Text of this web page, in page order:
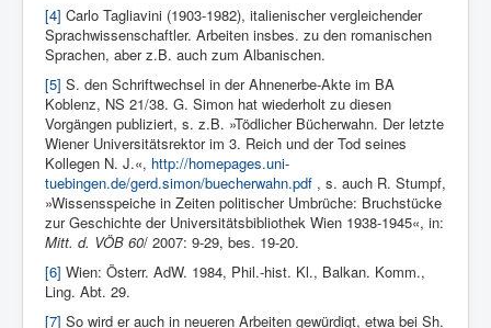
[4] Carlo Tagliavini (1903-1982), italienischer vergleichender
Sprachwissenschaftler. Arbeiten insbes. zu den romanischen
Sprachen, aber z.B. auch zum Albanischen.
[5] S. den Schriftwechsel in der Ahnenerbe-Akte im BA
Koblenz, NS 21/38. G. Simon hat wiederholt zu diesen
Vorgängen publiziert, s. z.B. »Tödlicher Bücherwahn. Der letzte
Wiener Universitätsrektor im 3. Reich und der Tod seines
Kollegen N. J.«, http://homepages.uni-
tuebingen.de/gerd.simon/buecherwahn.pdf , s. auch R. Stumpf,
»Wissensspeiche in Zeiten politischer Umbrüche: Bruchstücke
zur Geschichte der Universitätsbibliothek Wien 1938-1945«, in:
Mitt. d. VÖB 60/ 2007: 9-29, bes. 19-20.
[6] Wien: Österr. AdW. 1984, Phil.-hist. Kl., Balkan. Komm.,
Ling. Abt. 29.
[7] So wird er auch in neueren Arbeiten gewürdigt, etwa bei Sh.